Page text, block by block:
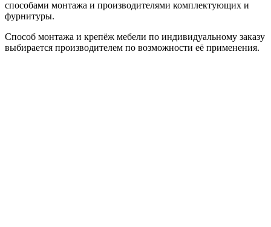
способами монтажа и производителями комплектующих и
фурнитуры.
Способ монтажа и крепёж мебели по индивидуальному заказу
выбирается производителем по возможности её применения.